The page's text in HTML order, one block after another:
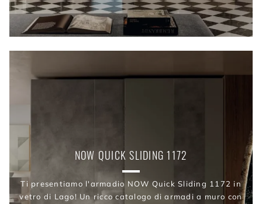
NOW QUICK SLIDING 1172
Ti presentiamo l'armadio NOW Quick Sliding 1172 in
vetro di Lago! Un ricco catalogo di armadi a muro con